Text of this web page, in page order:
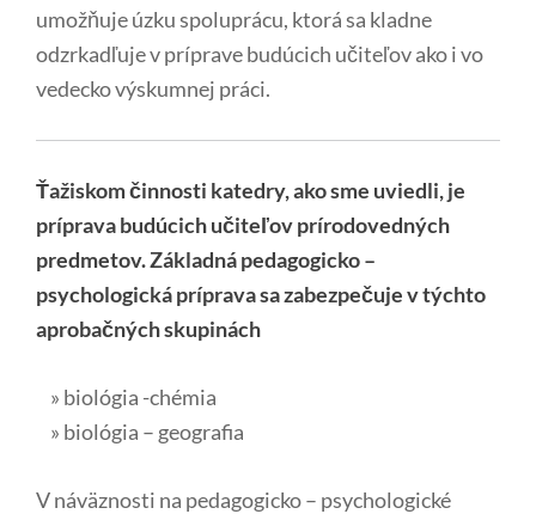
umožňuje úzku spoluprácu, ktorá sa kladne
odzrkadľuje v príprave budúcich učiteľov ako i vo
vedecko výskumnej práci.
Ťažiskom činnosti katedry, ako sme uviedli, je
príprava budúcich učiteľov prírodovedných
predmetov.Základná pedagogicko –
psychologická príprava sa zabezpečuje v týchto
aprobačných skupinách
» biológia -chémia
» biológia – geografia
V náväznosti na pedagogicko – psychologické